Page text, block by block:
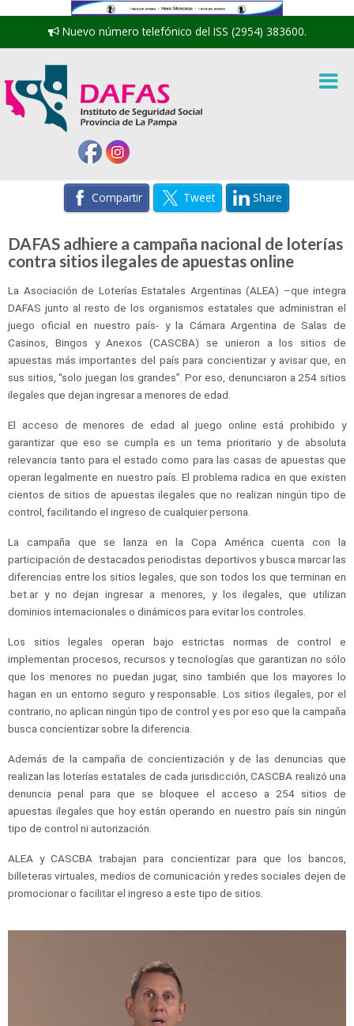
Nuevo número telefónico del ISS (2954) 383600.
Compartir Tweet Share
DAFAS adhiere a campaña nacional de loterías
contra sitios ilegales de apuestas online
La Asociación de Loterías Estatales Argentinas (ALEA) –que integra
DAFAS junto al resto de los organismos estatales que administran el
juego oficial en nuestro país- y la Cámara Argentina de Salas de
Casinos, Bingos y Anexos (CASCBA) se unieron a los sitios de
apuestas más importantes del país para concientizar y avisar que, en
sus sitios, “solo juegan los grandes”. Por eso, denunciaron a 254 sitios
ilegales que dejan ingresar a menores de edad.
El acceso de menores de edad al juego online está prohibido y
garantizar que eso se cumpla es un tema prioritario y de absoluta
relevancia tanto para el estado como para las casas de apuestas que
operan legalmente en nuestro país. El problema radica en que existen
cientos de sitios de apuestas ilegales que no realizan ningún tipo de
control, facilitando el ingreso de cualquier persona.
La campaña que se lanza en la Copa América cuenta con la
participación de destacados periodistas deportivos y busca marcar las
diferencias entre los sitios legales, que son todos los que terminan en
.bet.ar y no dejan ingresar a menores, y los ilegales, que utilizan
dominios internacionales o dinámicos para evitar los controles.
Los sitios legales operan bajo estrictas normas de control e
implementan procesos, recursos y tecnologías que garantizan no sólo
que los menores no puedan jugar, sino también que los mayores lo
hagan en un entorno seguro y responsable. Los sitios ilegales, por el
contrario, no aplican ningún tipo de control y es por eso que la campaña
busca concientizar sobre la diferencia.
Además de la campaña de concientización y de las denuncias que
realizan las loterías estatales de cada jurisdicción, CASCBA realizó una
denuncia penal para que se bloquee el acceso a 254 sitios de
apuestas ilegales que hoy están operando en nuestro país sin ningún
tipo de control ni autorización.
ALEA y CASCBA trabajan para concientizar para que los bancos,
billeteras virtuales, medios de comunicación y redes sociales dejen de
promocionar o facilitar el ingreso a este tipo de sitios.